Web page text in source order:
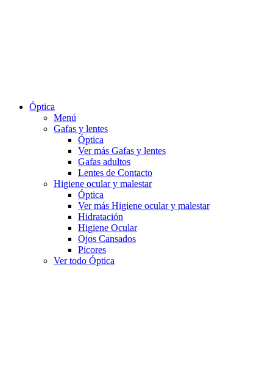
Óptica
Menú
Gafas y lentes
Óptica
Ver más Gafas y lentes
Gafas adultos
Lentes de Contacto
Higiene ocular y malestar
Óptica
Ver más Higiene ocular y malestar
Hidratación
Higiene Ocular
Ojos Cansados
Picores
Ver todo Óptica